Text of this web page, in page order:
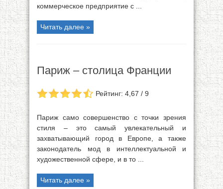
коммерческое предприятие с ...
Читать далее »
Париж – столица Франции
Рейтинг: 4,67 / 9
Париж само совершенство с точки зрения
стиля – это самый увлекательный и
захватывающий город в Европе, а также
законодатель мод в интеллектуальной и
художественной сфере, и в то ...
Читать далее »